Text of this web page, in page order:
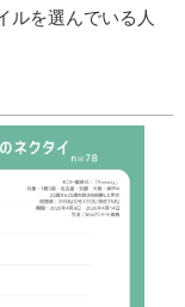
ルを選んでいる人